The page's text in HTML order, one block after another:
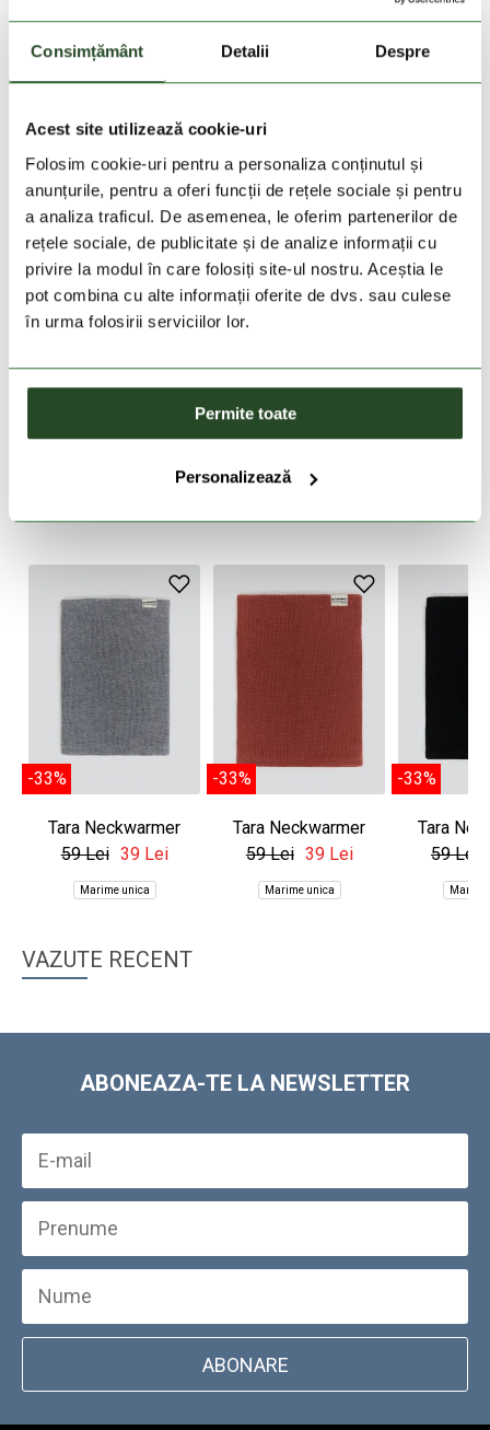
Consimțământ Detalii Despre
Acest site utilizează cookie-uri
Folosim cookie-uri pentru a personaliza conținutul și
anunțurile, pentru a oferi funcții de rețele sociale și pentru
a analiza traficul. De asemenea, le oferim partenerilor de
rețele sociale, de publicitate și de analize informații cu
privire la modul în care folosiți site-ul nostru. Aceștia le
pot combina cu alte informații oferite de dvs. sau culese
în urma folosirii serviciilor lor.
Permite toate
Personalizează
DESCRIEREA PRODUSULUI
Vedeti stocul
30 zile retur
livrare in 2-3 zile lucratoare
-33%
Tara Neckwarmer
59 Lei 39 Lei
Marime unica
-33%
Tara Neckwarmer
59 Lei 39 Lei
Marime unica
-33%
Tara
59 Lei
VAZUTE RECENT
ABONEAZA-TE LA NEWSLETTER
ABONARE